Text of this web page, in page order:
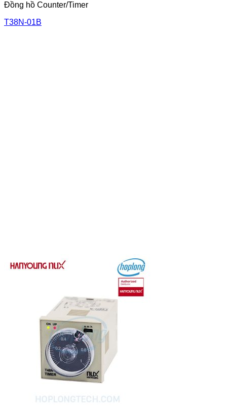
Đồng hồ Counter/Timer
T38N-01B